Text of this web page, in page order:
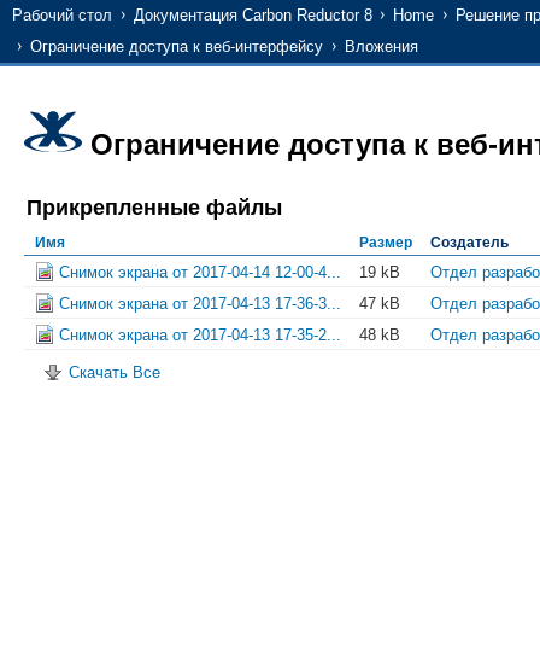
Рабочий стол Документация Carbon Reductor 8 Home
Решение
Ограничение доступа к веб-интерфейсу
Вложения
Ограничение доступа к веб-
Прикрепленные файлы
Имя Размер Создатель
Снимок экрана от 2017-04-14 12-00-4... 19 kB
Отдел
Снимок экрана от 2017-04-13 17-36-3...
47 kB
Отдел
Снимок экрана от 2017-04-13 17-35-2...
48 kB Отдел
Скачать Все